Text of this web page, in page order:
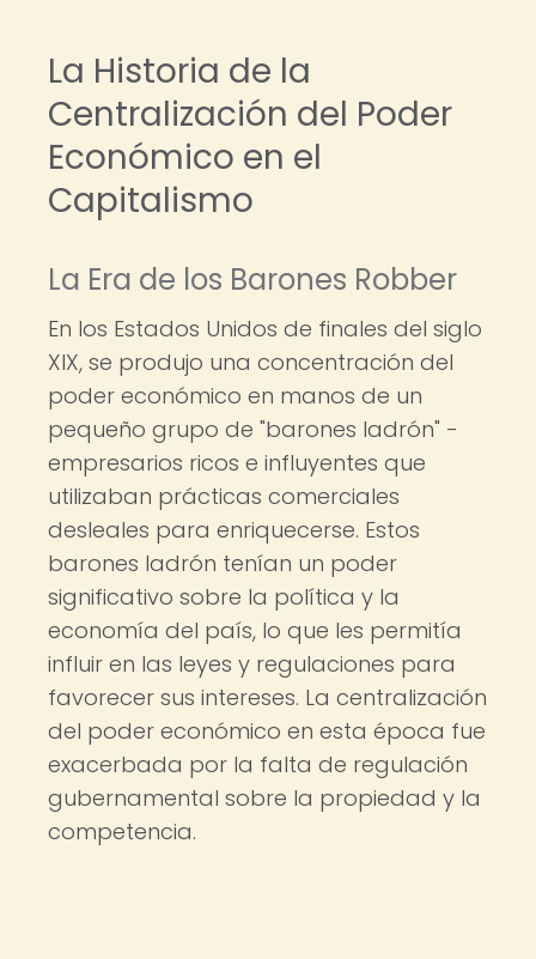
La Historia de la
Centralización del Poder
Económico en el
Capitalismo
La Era de los Barones Robber
En los Estados Unidos de finales del siglo
XIX, se produjo una concentración del
poder económico en manos de un
pequeño grupo de "barones ladrón" -
empresarios ricos e influyentes que
utilizaban prácticas comerciales
desleales para enriquecerse. Estos
barones ladrón tenían un poder
significativo sobre la política y la
economía del país, lo que les permitía
influir en las leyes y regulaciones para
favorecer sus intereses. La centralización
del poder económico en esta época fue
exacerbada por la falta de regulación
gubernamental sobre la propiedad y la
competencia.